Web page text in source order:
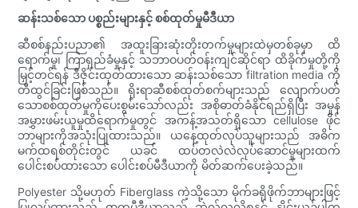
ဆန်းသစ်သော ပစ္စည်းများနှင့် စစ်ထုတ်မှုမီဒီယာ
ဆီစစ်နည်းပညာ၏ အထူးခြားဆုံးတိုးတက်မှုများထဲမှတစ်ခုမှာ ထိ
ရောက်မှု၊ ကြာရှည်ခံမှုနှင့် သဘာဝပတ်ဝန်းကျင်ဆိုင်ရာ ထိခိုက်မှုတို့ကို
မြှင့်တင်ရန် ဒီဇိုင်းထုတ်ထားသော ဆန်းသစ်သော filtration media ကို
တီထွင်ခြင်းဖြစ်သည်။ ရိုးရာဆီစစ်ထုတ်စက်များသည် လျောက်ပတ်
သောစစ်ထုတ်မှုကိုပေးစွမ်းသော်လည်း အစိုဓာတ်ခံနိုင်ရည်ရှိပြီး အမှုန်
အမွှားဖမ်းယူမှုထိရောက်မှုတွင် အကန့်အသတ်ရှိသော cellulose ဖိုင်
ဘာများကိုအသုံးပြုထားသည်။ ယနေ့ထုတ်လုပ်သူများသည် အဓိက
မက်ထရစ်တိုင်းတွင် ယခင် ထပ်တလဲလဲလုပ်ဆောင်မှုများထက်
ပေါင်းစပ်ထားသော ပေါင်းစပ်မီဒီယာကို မိတ်ဆက်ပေးခဲ့သည်။
Polyester သို့မဟုတ် Fiberglass ကဲ့သို့သော မိုက်ခရိုဖိုက်ဘာများဖြင့်